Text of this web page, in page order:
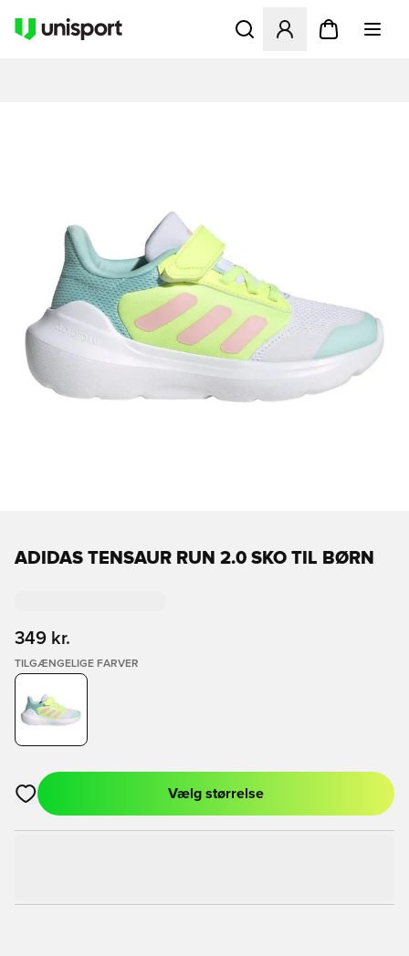
Åbner en Modal til at
ADIDAS TENSAUR RUN 2.0 SKO TIL BØRN
349 kr.
TILGÆNGELIGE FARVER
Åbner en Modal til at logge ind eller tilmelde dig som medlem
Vælg størrelse